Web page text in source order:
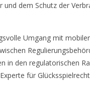
und dem Schutz der
Umgang mit
in den regulatorischen
für Glücksspielrecht